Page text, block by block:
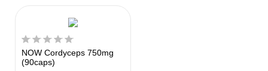
NOW Cordyceps 750mg
(90caps)